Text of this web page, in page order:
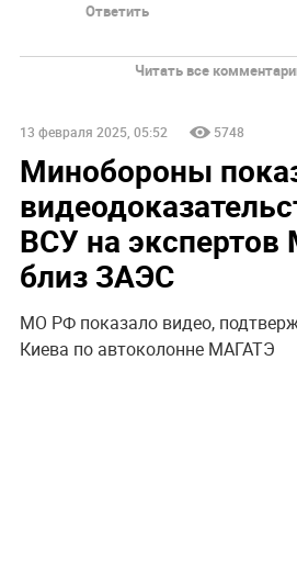
Ответить
Читать все
13 февраля 2025, 05:52 5748
Минобороны
ВСУ на
близ ЗАЭС
МО РФ показало видео,
Киева по автоколонне МАГАТЭ